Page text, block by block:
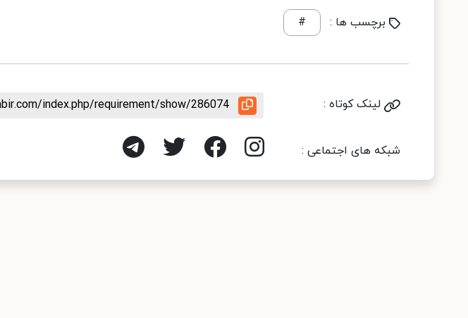
برچسب ها : #
لینک کوتاه : index.php/requirement/show/286074
شبکه های اجتماعی :